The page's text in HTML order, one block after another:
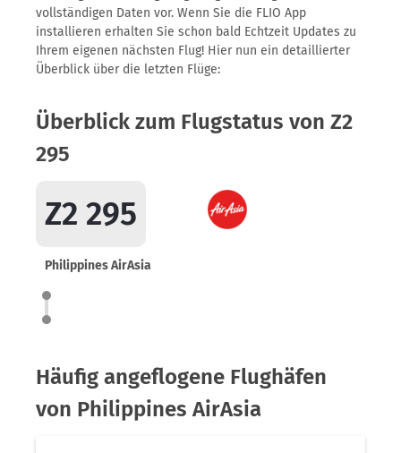
vollständigen Daten vor. Wenn Sie die FLIO App
installieren erhalten Sie schon bald Echtzeit Updates zu
Ihrem eigenen nächsten Flug! Hier nun ein detaillierter
Überblick über die letzten Flüge:
Überblick zum Flugstatus von Z2
295
Z2 295
Philippines AirAsia
Häufig angeflogene Flughäfen
von Philippines AirAsia